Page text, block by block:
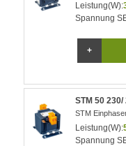
Leistung(W):
Spannung
STM 50
STM
Leistung(W):
Spannung